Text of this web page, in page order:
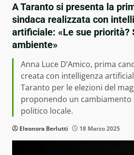
A Taranto si presenta la
sindaca realizzata con
artificiale: «Le sue priorità?
ambiente»
Anna Luce D’Amico, prima
creata con intelligenza
Taranto per le elezioni del
proponendo un cambiamento
politico locale.
Eleonora Berlutti 18 Marzo 2025